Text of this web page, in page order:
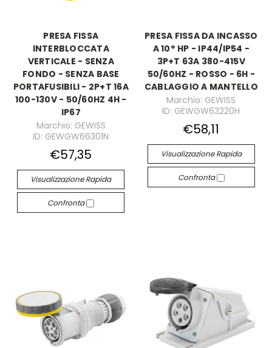
PRESA FISSA
INTERBLOCCATA
VERTICALE - SENZA
FONDO - SENZA BASE
PORTAFUSIBILI - 2P+T 16A
100-130V - 50/60HZ 4H -
IP67
Marchio: GEWISS
ID: GEWGW66301N
€57,35
Visualizzazione Rapida
Confronta
PRESA FISSA DA INCASSO
A 10° HP - IP44/IP54 -
3P+T 63A 380-415V
50/60HZ - ROSSO - 6H -
CABLAGGIO A MANTELLO
Marchio: GEWISS
ID: GEWGW63220H
€58,11
Visualizzazione Rapida
Confronta